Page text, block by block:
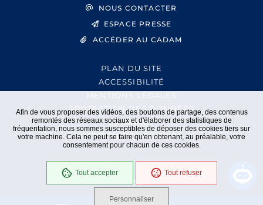
Afin de vous proposer des vidéos, des boutons de partage, des contenus
remontés des réseaux sociaux et d'élaborer des statistiques de
fréquentation, nous sommes susceptibles de déposer des cookies tiers sur
votre machine. Cela ne peut se faire qu'en obtenant, au préalable, votre
consentement pour chacun de ces cookies.
Tout accepter Tout refuser
Personnaliser
NOUS CONTACTER
ESPACE PRESSE
ACCÉDER AU CADAM
PLAN DU SITE
ACCESSIBILITÉ
MENTIONS LÉGALES
PROTECTION DES DONNÉES
EXTRANET
GESTION DES COOKIES
En cours